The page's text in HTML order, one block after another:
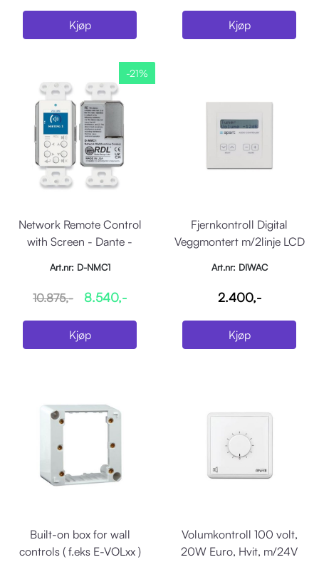
Kjøp Kjøp
-21%
Network Remote Control
with Screen - Dante -
Art.nr: D-NMC1
10.875,- 8.540,-
Kjøp
Fjernkontroll Digital
Veggmontert m/2linje LCD
Art.nr: DIWAC
2.400,-
Kjøp
Built-on box for wall
controls ( f.eks E-VOLxx )
Volumkontroll 100 volt,
20W Euro, Hvit, m/24V